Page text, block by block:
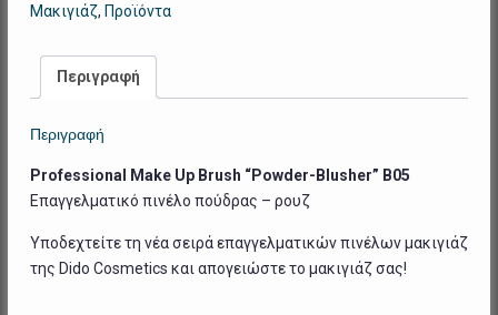
Μακιγιάζ, Προϊόντα
Περιγραφή
Περιγραφή
Professional Make Up Brush “Powder-Blusher” B05
Επαγγελματικό πινέλο πούδρας – ρουζ
Υποδεχτείτε τη νέα σειρά επαγγελματικών πινέλων μακιγιάζ
της Dido Cosmetics και απογειώστε το μακιγιάζ σας!